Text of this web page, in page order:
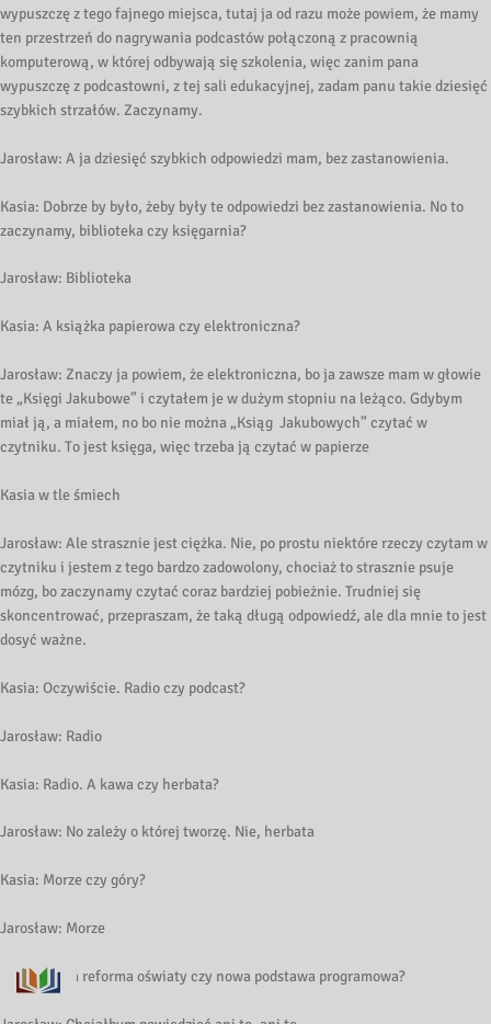
wypuszczę z tego fajnego miejsca, tutaj ja od razu może powiem, że mamy
ten przestrzeń do nagrywania podcastów połączoną z pracownią
komputerową, w której odbywają się szkolenia, więc zanim pana
wypuszczę z podcastowni, z tej sali edukacyjnej, zadam panu takie dziesięć
szybkich strzałów. Zaczynamy.
Jarosław: A ja dziesięć szybkich odpowiedzi mam, bez zastanowienia.
Kasia: Dobrze by było, żeby były te odpowiedzi bez zastanowienia. No to
zaczynamy, biblioteka czy księgarnia?
Jarosław: Biblioteka
Kasia: A książka papierowa czy elektroniczna?
Jarosław: Znaczy ja powiem, że elektroniczna, bo ja zawsze mam w głowie
te „Księgi Jakubowe” i czytałem je w dużym stopniu na leżąco. Gdybym
miał ją, a miałem, no bo nie można „Ksiąg Jakubowych” czytać w
czytniku. To jest księga, więc trzeba ją czytać w papierze
Kasia w tle śmiech
Jarosław: Ale strasznie jest ciężka. Nie, po prostu niektóre rzeczy czytam w
czytniku i jestem z tego bardzo zadowolony, chociaż to strasznie psuje
mózg, bo zaczynamy czytać coraz bardziej pobieżnie. Trudniej się
skoncentrować, przepraszam, że taką długą odpowiedź, ale dla mnie to jest
dosyć ważne.
Kasia: Oczywiście. Radio czy podcast?
Jarosław: Radio
Kasia: Radio. A kawa czy herbata?
Jarosław: No zależy o której tworzę. Nie, herbata
Kasia: Morze czy góry?
Jarosław: Morze
Kasia: Nowa reforma oświaty czy nowa podstawa programowa?